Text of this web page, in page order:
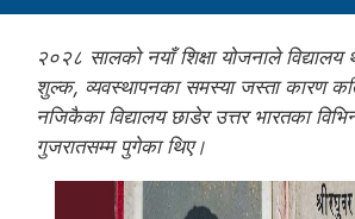
२०२८ सालको नयाँ शिक्षा योजनाले विद्यालय
शुल्क, व्यवस्थापनका समस्या जस्ता कारण
नजिकैका विद्यालय छाडेर उत्तर भारतका
गुजरातसम्म पुगेका थिए।